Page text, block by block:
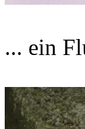
... ein